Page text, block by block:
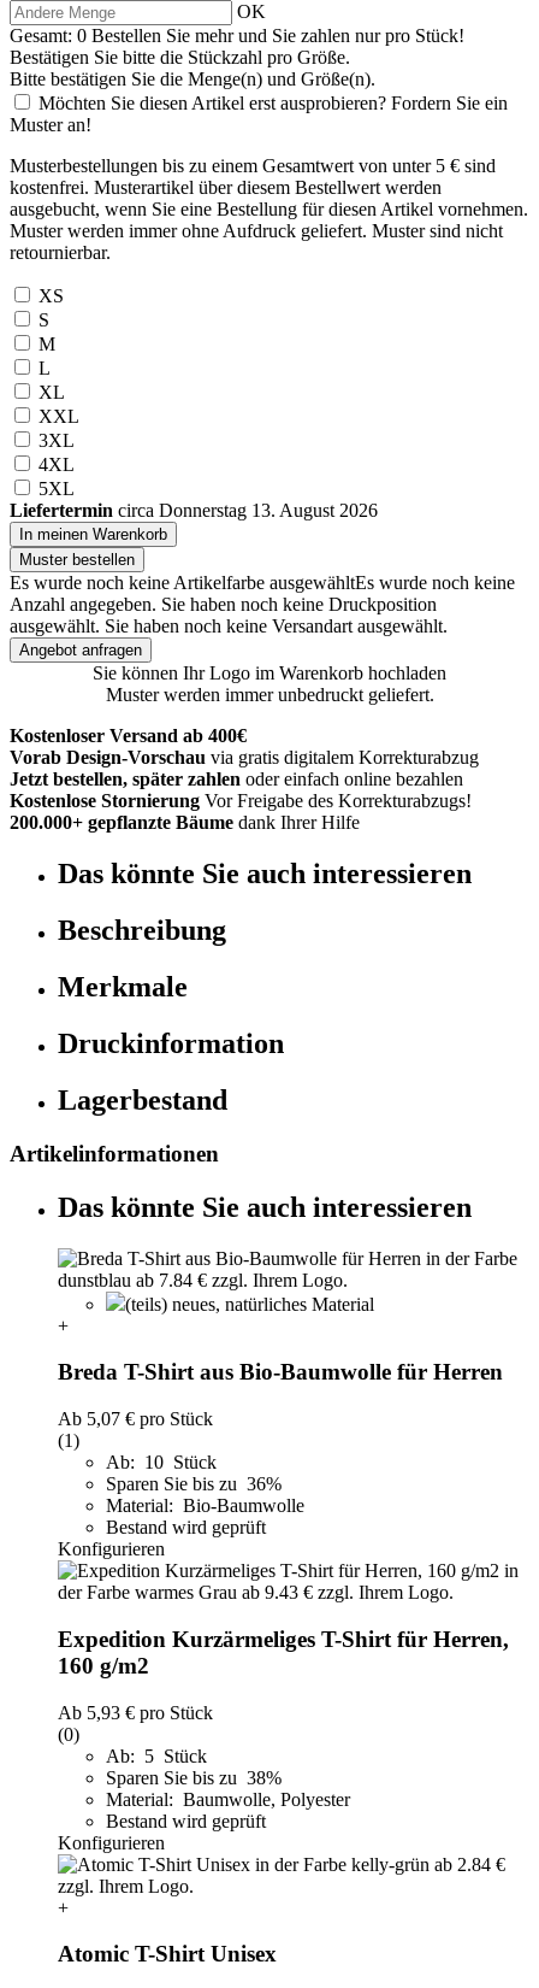
OK
Gesamt: 0 Bestellen Sie mehr und Sie zahlen nurpro Stück!
Bestätigen Sie bitte die Stückzahl pro Größe.
Bitte bestätigen Sie die Menge(n) und Größe(n).
Möchten Sie diesen Artikel erst ausprobieren? Fordern Sie ein
Muster an!
Musterbestellungen bis zu einem Gesamtwert von unter 5 € sind
kostenfrei. Musterartikel über diesem Bestellwert werden
ausgebucht, wenn Sie eine Bestellung für diesen Artikel vornehmen.
Muster werden immer ohne Aufdruck geliefert. Muster sind nicht
retournierbar.
XS
S
M
L
XL
XXL
3XL
4XL
5XL
Liefertermin circa Donnerstag 13. August 2026
In meinen Warenkorb
Muster bestellen
Es wurde noch keine Artikelfarbe ausgewähltEs wurde noch keine
Anzahl angegeben. Sie haben noch keine Druckposition
ausgewählt. Sie haben noch keine Versandart ausgewählt.
Angebot anfragen
Sie können Ihr Logo im Warenkorb hochladen
Muster werden immer unbedruckt geliefert.
Kostenloser Versand ab 400€
Vorab Design-Vorschau via gratis digitalem Korrekturabzug
Jetzt bestellen, später zahlen oder einfach online bezahlen
Kostenlose Stornierung Vor Freigabe des Korrekturabzugs!
200.000+ gepflanzte Bäume dank Ihrer Hilfe
Das könnte Sie auch interessieren
Beschreibung
Merkmale
Druckinformation
Lagerbestand
Artikelinformationen
Das könnte Sie auch interessieren
(teils) neues, natürliches Material
+
Breda T-Shirt aus Bio-Baumwolle für Herren
Ab 5,07 € pro Stück
(1)
Ab: 10 Stück
Sparen Sie bis zu 36%
Material: Bio-Baumwolle
Bestand wird geprüft
Konfigurieren
Expedition Kurzärmeliges T-Shirt für Herren,
160 g/m2
Ab 5,93 € pro Stück
(0)
Ab: 5 Stück
Sparen Sie bis zu 38%
Material: Baumwolle, Polyester
Bestand wird geprüft
Konfigurieren
+
Atomic T-Shirt Unisex